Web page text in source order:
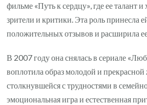
фильме «Путь к сердцу», где ее талант
зрители и критики. Эта роль принесла
положительных отзывов и расширила
В 2007 году она снялась в сериале
воплотила образ молодой и
столкнувшейся с трудностями в
эмоциональная игра и естественная